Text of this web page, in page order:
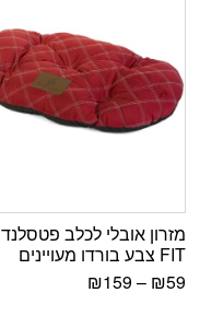
מזרון אובלי לכלב פטסלנד
FIT צבע בורדו מעויינים
₪59
–
₪159